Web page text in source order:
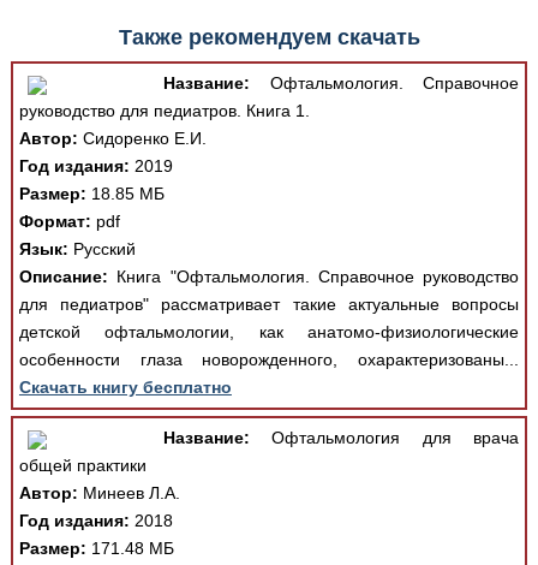
Также рекомендуем скачать
Название: Офтальмология. Справочное
руководство для педиатров. Книга 1.
Автор: Сидоренко Е.И.
Год издания: 2019
Размер: 18.85 МБ
Формат: pdf
Язык: Русский
Описание: Книга "Офтальмология. Справочное руководство
для педиатров" рассматривает такие актуальные вопросы
детской офтальмологии, как анатомо-физиологические
особенности глаза новорожденного, охарактеризованы...
Скачать книгу бесплатно
Название: Офтальмология для врача
общей практики
Автор: Минеев Л.А.
Год издания: 2018
Размер: 171.48 МБ